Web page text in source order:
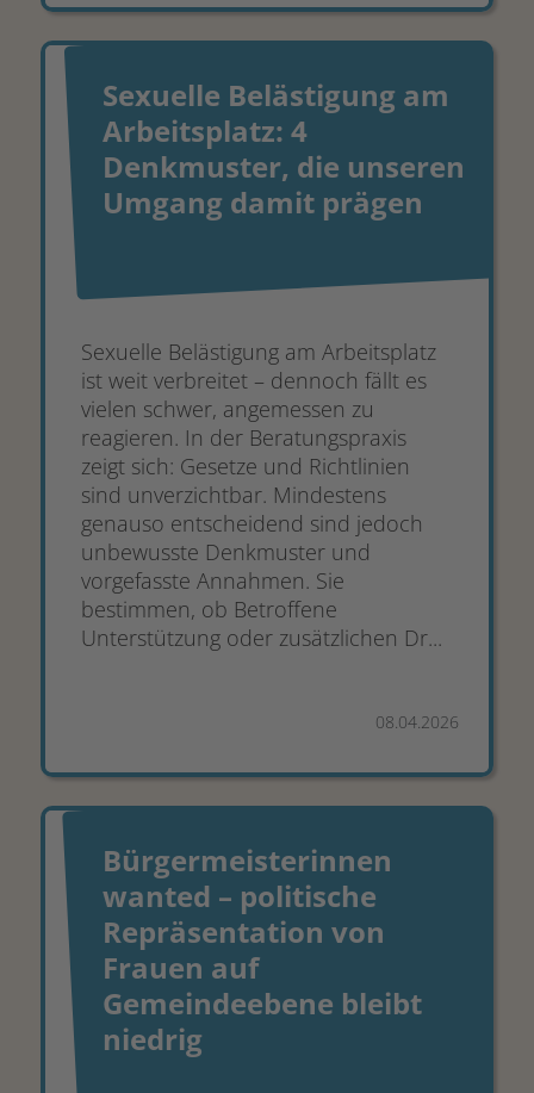
Sexuelle Belästigung am
Arbeitsplatz: 4
Denkmuster, die unseren
Umgang damit prägen
Sexuelle Belästigung am Arbeitsplatz
ist weit verbreitet – dennoch fällt es
vielen schwer, angemessen zu
reagieren. In der Beratungspraxis
zeigt sich: Gesetze und Richtlinien
sind unverzichtbar. Mindestens
genauso entscheidend sind jedoch
unbewusste Denkmuster und
vorgefasste Annahmen. Sie
bestimmen, ob Betroffene
Unterstützung oder zusätzlichen Dr...
08.04.2026
Bürgermeisterinnen
wanted – politische
Repräsentation von
Frauen auf
Gemeindeebene bleibt
niedrig